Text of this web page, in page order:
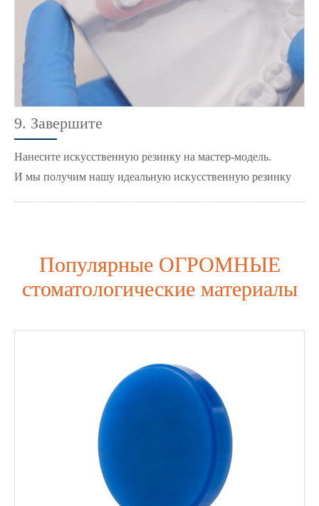
9. Завершите
Нанесите искусственную резинку на мастер-модель.
И мы получим нашу идеальную искусственную резинку
Популярные ОГРОМНЫЕ
стоматологические материалы